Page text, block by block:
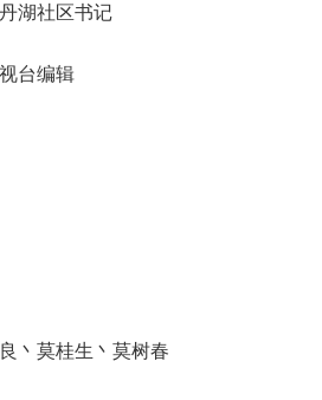
）观兰丹湖社区书记
坑村）
视台编辑
东门）
）
丶莫桂生丶莫树春